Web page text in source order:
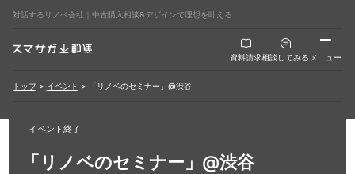
対話するリノベ会社｜中古購入相談&デザインで理想を叶える
メニュー
資料請求相談してみる
トップ> イベント > 「リノベのセミナー」@渋谷
イベント終了
「リノベのセミナー」@渋谷